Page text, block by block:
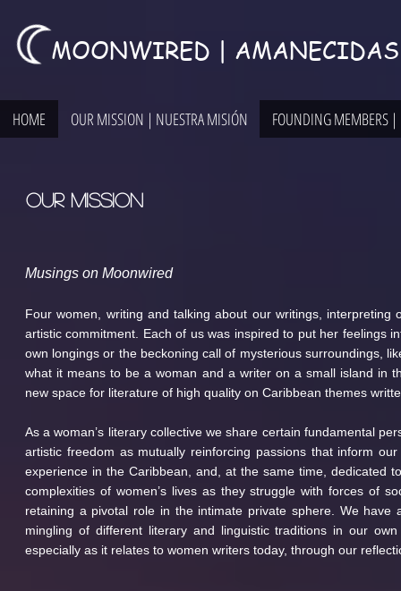
MOONWIRED | AMANECIDAS
HOME OUR MISSION | NUESTRA MISIÓN FOUNDING MEMBERS |
OUR MISSION
Musings on Moonwired
Four women, writing and talking about our writings,
artistic commitment. Each of us was inspired to put her feelings
own longings or the beckoning call of mysterious surroundings,
what it means to be a woman and a writer on a small island in
new space for literature of high quality on Caribbean themes
As a woman’s literary collective we share certain fundamental
artistic freedom as mutually reinforcing passions that inform
experience in the Caribbean, and, at the same time, dedicated
complexities of women’s lives as they struggle with forces of
retaining a pivotal role in the intimate private sphere. We
mingling of different literary and linguistic traditions in our
especially as it relates to women writers today, through our